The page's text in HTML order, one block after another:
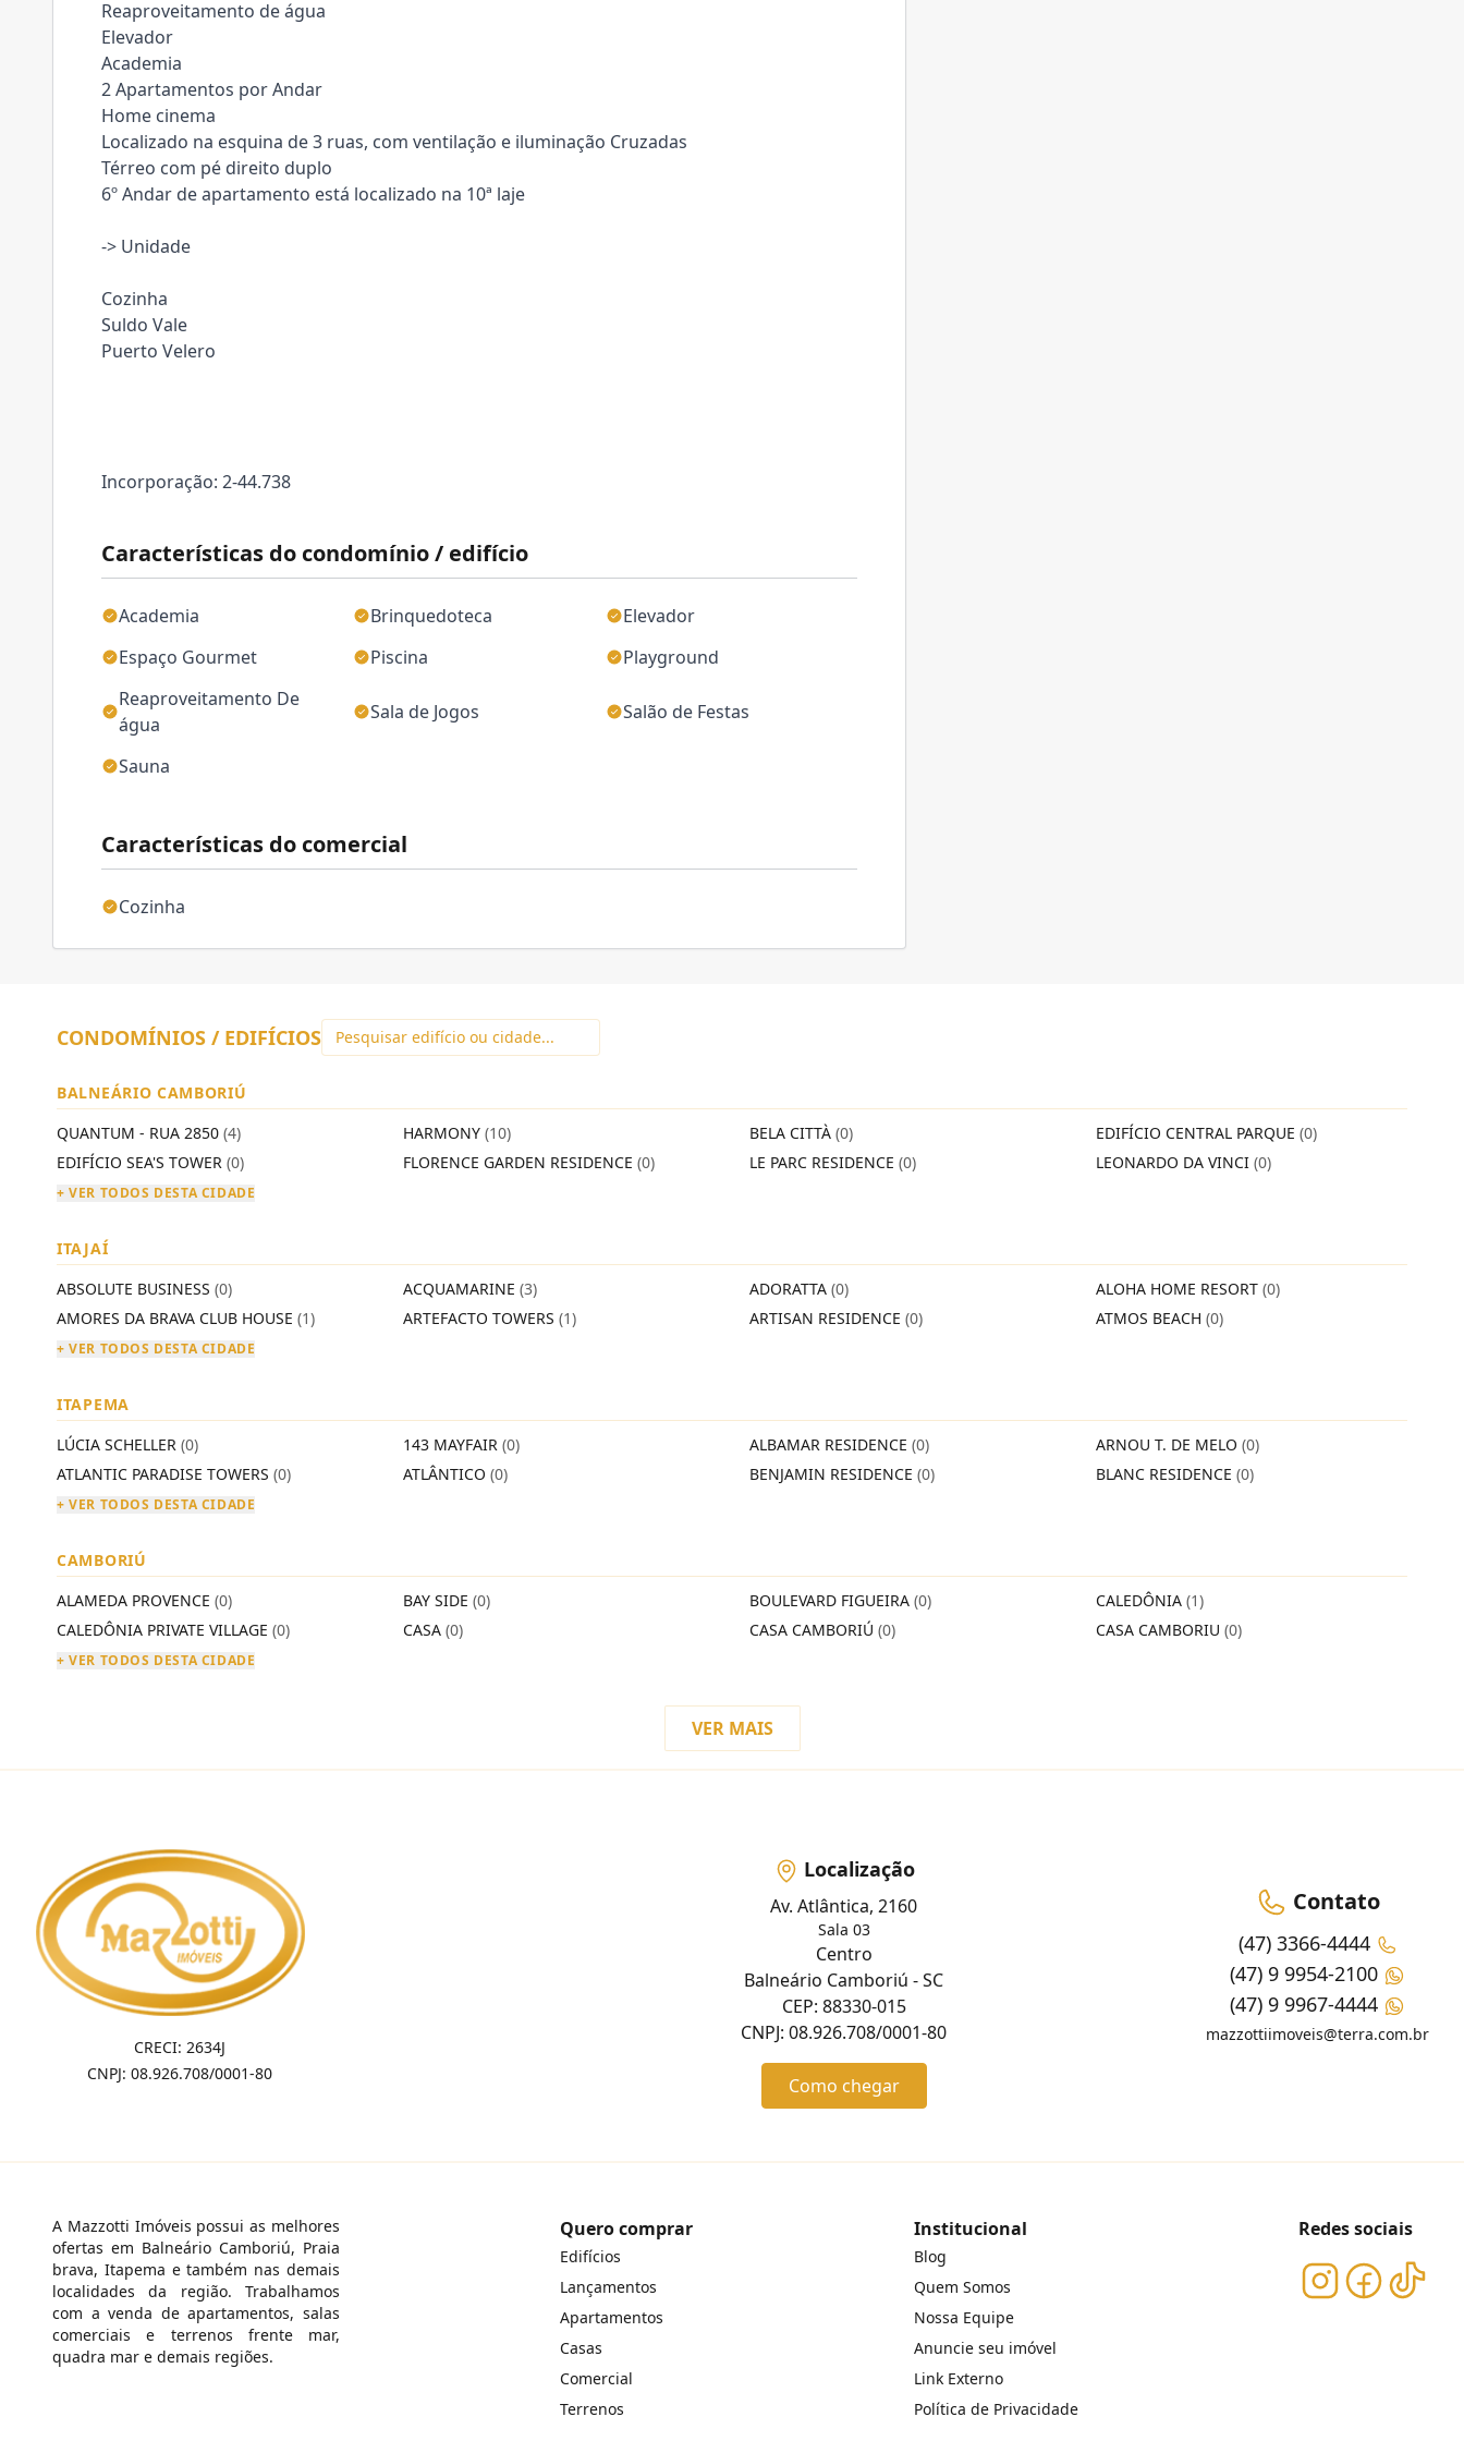
Características do condomínio / edifício
Academia Brinquedoteca
Elevador
Espaço Gourmet
Piscina
Playground
Reaproveitamento De
água
Sala de Jogos Salão de Festas
Sauna
Características do comercial
Cozinha
Reaproveitamento de água
Elevador
Academia
2 Apartamentos por Andar
Home cinema
Localizado na esquina de 3 ruas, com ventilação e iluminação Cruzadas
Térreo com pé direito duplo
6º Andar de apartamento está localizado na 10ª laje
-> Unidade
Cozinha
Suldo Vale
Puerto Velero
Incorporação: 2-44.738
CONDOMÍNIOS / EDIFÍCIOS
BALNEÁRIO CAMBORIÚ
QUANTUM - RUA 2850 (4) HARMONY (10) BELA CITTÀ (0) EDIFÍCIO CENTRAL PARQUE (0)
EDIFÍCIO SEA'S TOWER (0) FLORENCE GARDEN RESIDENCE (0) LE PARC RESIDENCE (0) LEONARDO DA VINCI (0)
+ VER TODOS DESTA CIDADE
ITAJAÍ
ABSOLUTE BUSINESS (0) ACQUAMARINE (3) ADORATTA (0) ALOHA HOME RESORT (0)
AMORES DA BRAVA CLUB HOUSE (1) ARTEFACTO TOWERS (1) ARTISAN RESIDENCE (0) ATMOS BEACH (0)
+ VER TODOS DESTA CIDADE
ITAPEMA
LÚCIA SCHELLER (0) 143 MAYFAIR (0) ALBAMAR RESIDENCE (0) ARNOU T. DE MELO (0)
ATLANTIC PARADISE TOWERS (0) ATLÂNTICO (0) BENJAMIN RESIDENCE (0) BLANC RESIDENCE (0)
+ VER TODOS DESTA CIDADE
CAMBORIÚ
ALAMEDA PROVENCE (0) BAY SIDE (0) BOULEVARD FIGUEIRA (0) CALEDÔNIA (1)
CALEDÔNIA PRIVATE VILLAGE (0) CASA (0) CASA CAMBORIÚ (0) CASA CAMBORIU (0)
+ VER TODOS DESTA CIDADE
VER MAIS
CRECI: 2634J
CNPJ: 08.926.708/0001-80
Localização
Av. Atlântica, 2160
Sala 03
Centro
Balneário Camboriú - SC
CEP: 88330-015
CNPJ: 08.926.708/0001-80
Como chegar
Contato
(47) 3366-4444
(47) 9 9954-2100
(47) 9 9967-4444
mazzottiimoveis@terra.com.br
A Mazzotti Imóveis possui as melhores
ofertas em Balneário Camboriú, Praia
brava, Itapema e também nas demais
localidades da região. Trabalhamos
com a venda de apartamentos, salas
comerciais e terrenos frente mar,
quadra mar e demais regiões.
Quero comprar
Edifícios
Lançamentos
Apartamentos
Casas
Comercial
Terrenos
Institucional
Blog
Quem Somos
Nossa Equipe
Anuncie seu imóvel
Link Externo
Política de Privacidade
Redes sociais